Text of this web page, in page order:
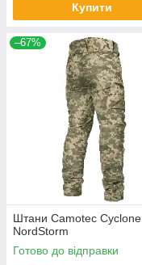
Купити
–67%
Штани Camotec Cyclone
NordStorm
Готово до відправки